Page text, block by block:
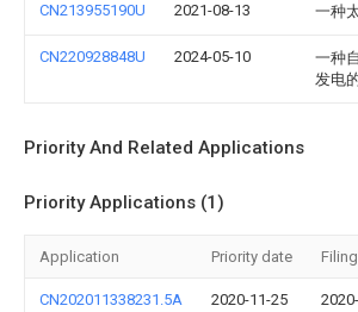
CN213955190U 2021-08-13 一种
CN220928848U 2024-05-10
一种
发电
Priority And Related Applications
Priority Applications (1)
Application Priority date
CN202011338231.5A 2020-11-25